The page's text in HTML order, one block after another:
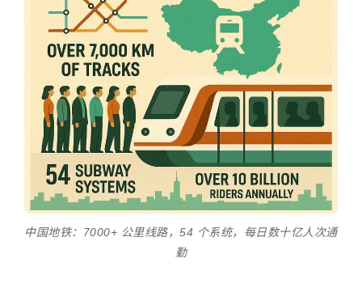
中国地铁：7000+ 公里线路，54 个系统，每日数十亿人次通
勤